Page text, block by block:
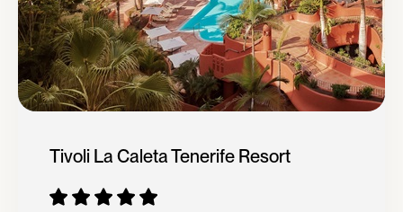
Tivoli La Caleta Tenerife Resort